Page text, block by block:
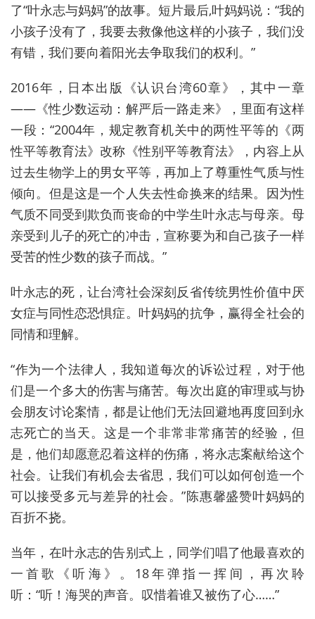
了“叶永志与妈妈”的故事。短片最后,叶妈妈说：“我的
小孩子没有了，我要去救像他这样的小孩子，我们没
有错，我们要向着阳光去争取我们的权利。”
2016年，日本出版《认识台湾60章》，其中一章
——《性少数运动：解严后一路走来》，里面有这样
一段：“2004年，规定教育机关中的两性平等的《两
性平等教育法》改称《性别平等教育法》，内容上从
过去生物学上的男女平等，再加上了尊重性气质与性
倾向。但是这是一个人失去性命换来的结果。因为性
气质不同受到欺负而丧命的中学生叶永志与母亲。母
亲受到儿子的死亡的冲击，宣称要为和自己孩子一样
受苦的性少数的孩子而战。”
叶永志的死，让台湾社会深刻反省传统男性价值中厌
女症与同性恋恐惧症。叶妈妈的抗争，赢得全社会的
同情和理解。
“作为一个法律人，我知道每次的诉讼过程，对于他
们是一个多大的伤害与痛苦。每次出庭的审理或与协
会朋友讨论案情，都是让他们无法回避地再度回到永
志死亡的当天。这是一个非常非常痛苦的经验，但
是，他们却愿意忍着这样的伤痛，将永志案献给这个
社会。让我们有机会去省思，我们可以如何创造一个
可以接受多元与差异的社会。”陈惠馨盛赞叶妈妈的
百折不挠。
当年，在叶永志的告别式上，同学们唱了他最喜欢的
一首歌《听海》。18年弹指一挥间，再次聆
听：“听！海哭的声音。叹惜着谁又被伤了心……”